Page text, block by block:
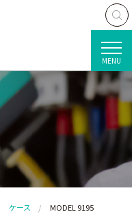
MENU
ケース MODEL 9195